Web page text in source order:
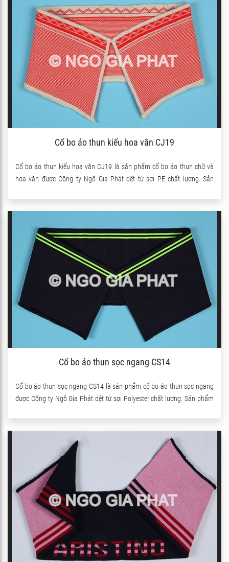
Cổ bo áo thun kiểu hoa văn CJ19
Cổ bo áo thun kiểu hoa văn CJ19 là sản phẩm cổ bo áo thun chữ và
hoa văn được Công ty Ngô Gia Phát dệt từ sợi PE chất lượng. Sản
Cổ bo áo thun sọc ngang CS14
Cổ bo áo thun sọc ngang CS14 là sản phẩm cổ bo áo thun sọc ngang
được Công ty Ngô Gia Phát dệt từ sợi Polyester chất lượng. Sản phẩm